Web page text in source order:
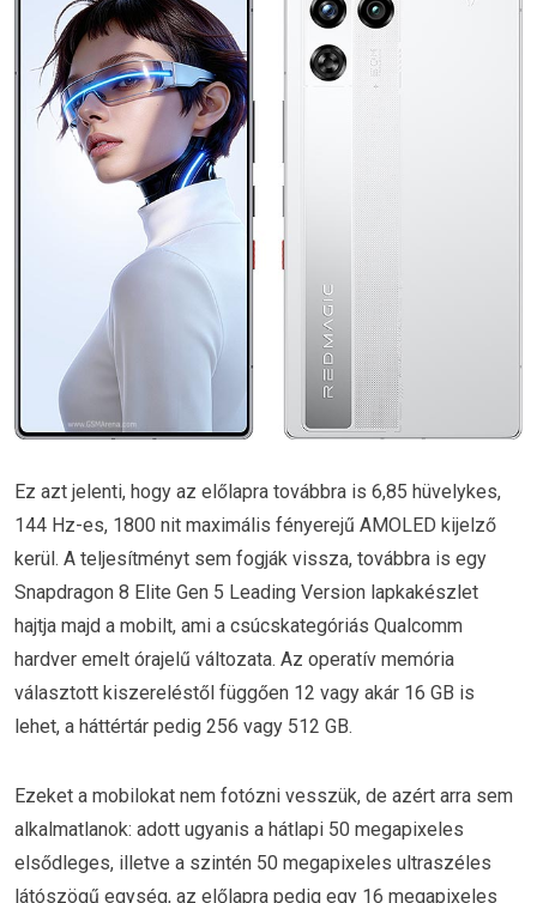
Ez azt jelenti, hogy az előlapra továbbra is 6,85 hüvelykes,
144 Hz-es, 1800 nit maximális fényerejű AMOLED kijelző
kerül. A teljesítményt sem fogják vissza, továbbra is egy
Snapdragon 8 Elite Gen 5 Leading Version lapkakészlet
hajtja majd a mobilt, ami a csúcskategóriás Qualcomm
hardver emelt órajelű változata. Az operatív memória
választott kiszereléstől függően 12 vagy akár 16 GB is
lehet, a háttértár pedig 256 vagy 512 GB.
Ezeket a mobilokat nem fotózni vesszük, de azért arra sem
alkalmatlanok: adott ugyanis a hátlapi 50 megapixeles
elsődleges, illetve a szintén 50 megapixeles ultraszéles
látószögű egység, az előlapra pedig egy 16 megapixeles